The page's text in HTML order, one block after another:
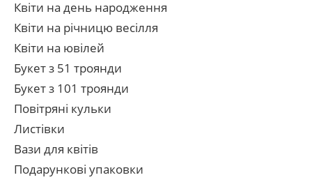
Квіти на день народження
Квіти на річницю весілля
Квіти на ювілей
Букет з 51 троянди
Букет з 101 троянди
Повітряні кульки
Листівки
Вази для квітів
Подарункові упаковки